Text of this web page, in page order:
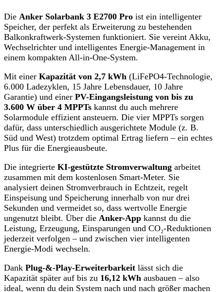
Die Anker Solarbank 3 E2700 Pro ist ein intelligenter
Speicher, der perfekt als Erweiterung zu bestehenden
Balkonkraftwerk-Systemen funktioniert. Sie vereint Akku,
Wechselrichter und intelligentes Energie-Management in
einem kompakten All-in-One-System.
Mit einer Kapazität von 2,7 kWh (LiFePO4-Technologie,
6.000 Ladezyklen, 15 Jahre Lebensdauer, 10 Jahre
Garantie) und einer PV-Eingangsleistung von bis zu
3.600 W über 4 MPPTs kannst du auch mehrere
Solarmodule effizient ansteuern. Die vier MPPTs sorgen
dafür, dass unterschiedlich ausgerichtete Module (z. B.
Süd und West) trotzdem optimal Ertrag liefern – ein echtes
Plus für die Energieausbeute.
Die integrierte KI-gestützte Stromverwaltung arbeitet
zusammen mit dem kostenlosen Smart-Meter. Sie
analysiert deinen Stromverbrauch in Echtzeit, regelt
Einspeisung und Speicherung innerhalb von nur drei
Sekunden und vermeidet so, dass wertvolle Energie
ungenutzt bleibt. Über die Anker-App kannst du die
Leistung, Erzeugung, Einsparungen und CO₂-Reduktionen
jederzeit verfolgen – und zwischen vier intelligenten
Energie-Modi wechseln.
Dank Plug-&-Play-Erweiterbarkeit lässt sich die
Kapazität später auf bis zu 16,12 kWh ausbauen – also
ideal, wenn du dein System nach und nach größer machen